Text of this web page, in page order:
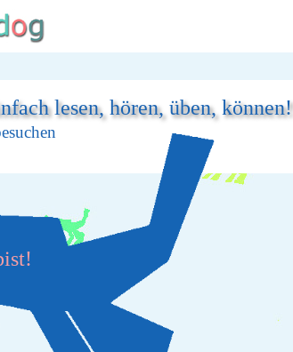
lesen, hören, üben, können!